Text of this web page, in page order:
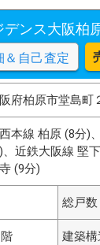
ンス大阪柏
＆自己査定
府柏原市堂島町
本線 柏原 (8分)
、近鉄大阪線 堅
(9分)
総戸数
建築構